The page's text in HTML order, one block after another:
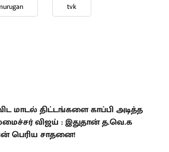
tvk
மாடல் திட்டங்களை காப்பி அடித்த
விஜய் : இதுதான் த.வெ.க
பெரிய சாதனை!